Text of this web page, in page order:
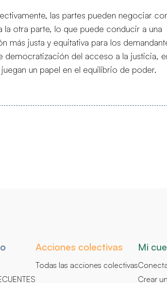
las partes pueden negociar
la otra parte, lo que puede conducir a una
más justa y equitativa para los
democratización del acceso a la justicia,
un papel en el equilibrio de poder.
Acciones colectivas
Todas las acciones colectivas
Mi
Crear